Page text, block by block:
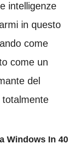
intelligenze
in questo
come
come un
del
Windows In 40